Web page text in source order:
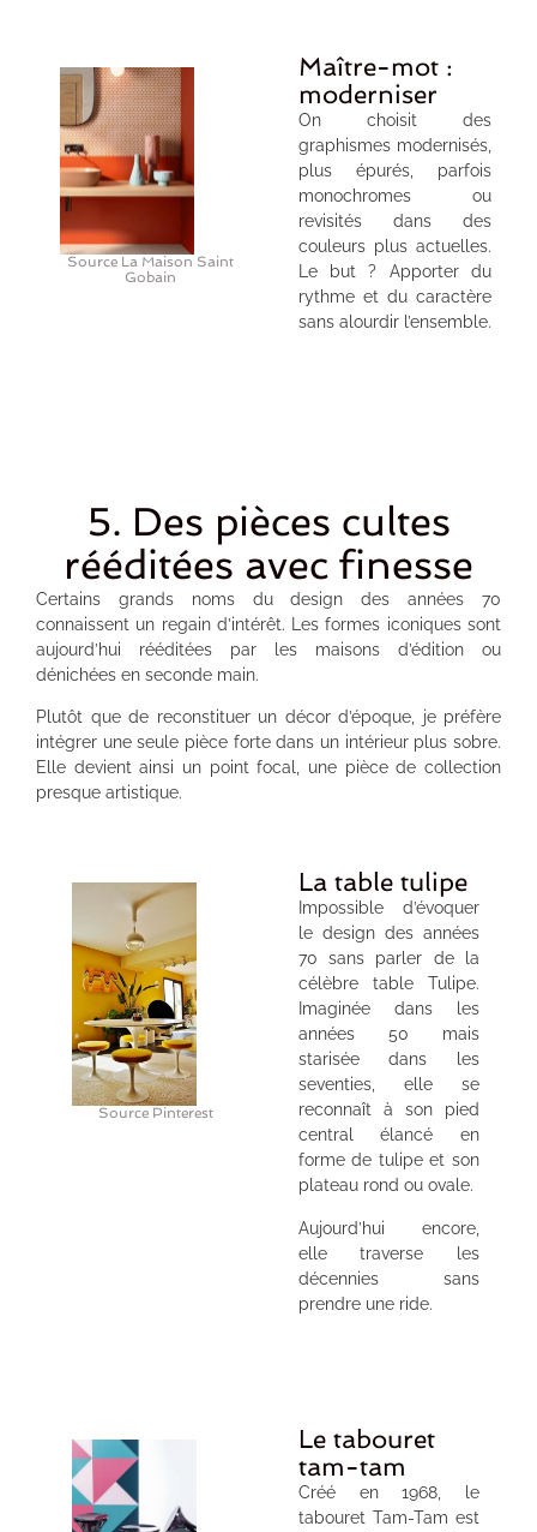
Maître-mot :
moderniser
On choisit des
graphismes modernisés,
plus épurés, parfois
monochromes ou
revisités dans des
couleurs plus actuelles.
Le but ? Apporter du
rythme et du caractère
sans alourdir l’ensemble.
Source La Maison Saint
Gobain
5. Des pièces cultes
rééditées avec finesse
Certains grands noms du design des années 70
connaissent un regain d’intérêt. Les formes iconiques sont
aujourd’hui rééditées par les maisons d’édition ou
dénichées en seconde main.
Plutôt que de reconstituer un décor d’époque, je préfère
intégrer une seule pièce forte dans un intérieur plus sobre.
Elle devient ainsi un point focal, une pièce de collection
presque artistique.
Source Pinterest
La table tulipe
Impossible d’évoquer
le design des années
70 sans parler de la
célèbre table Tulipe.
Imaginée dans les
années 50 mais
starisée dans les
seventies, elle se
reconnaît à son pied
central élancé en
forme de tulipe et son
plateau rond ou ovale.
Aujourd’hui encore,
elle traverse les
décennies sans
prendre une ride.
Le tabouret
tam-tam
Créé en 1968, le
tabouret Tam-Tam est